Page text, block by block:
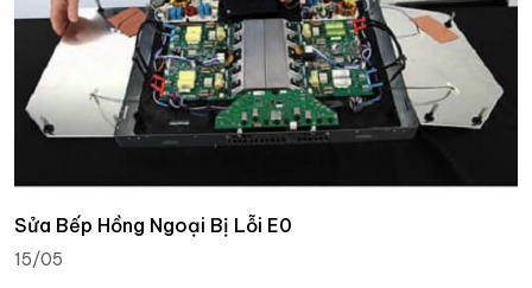
Sửa Bếp Hồng Ngoại Bị Lỗi E0
15/05